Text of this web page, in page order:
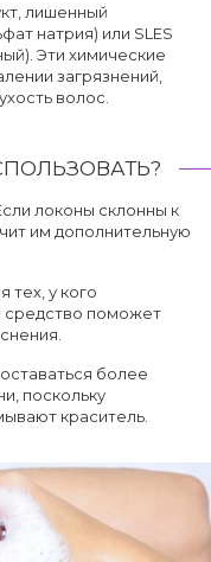
лишенный
натрия) или SLES
Эти химические
загрязнений,
волос.
Если локоны склонны к
им дополнительную
тех, у кого
средство поможет
более
поскольку
краситель.